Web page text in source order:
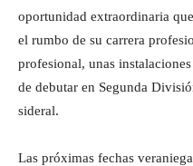
oportunidad extraordinaria
el rumbo de su carrera
profesional, unas
de debutar en Segunda
sideral.
Las próximas fechas